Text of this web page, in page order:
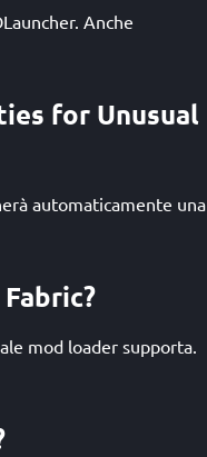
Anche
for Unusual
automaticamente una
mod loader supporta.